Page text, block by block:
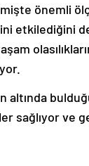
önemli
etkilediğini
altında
sağlıyor ve